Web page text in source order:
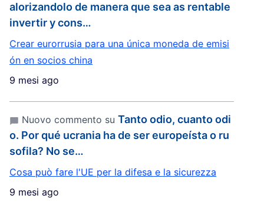
9 mesi ago
alorizandolo de manera que sea as rentable
invertir y cons…
Crear eurorrusia para una única moneda de emisi
ón en socios china
9 mesi ago
Nuovo commento su Tanto odio, cuanto odi
o. Por qué ucrania ha de ser europeísta o ru
sofila? No se…
Cosa può fare l'UE per la difesa e la sicurezza